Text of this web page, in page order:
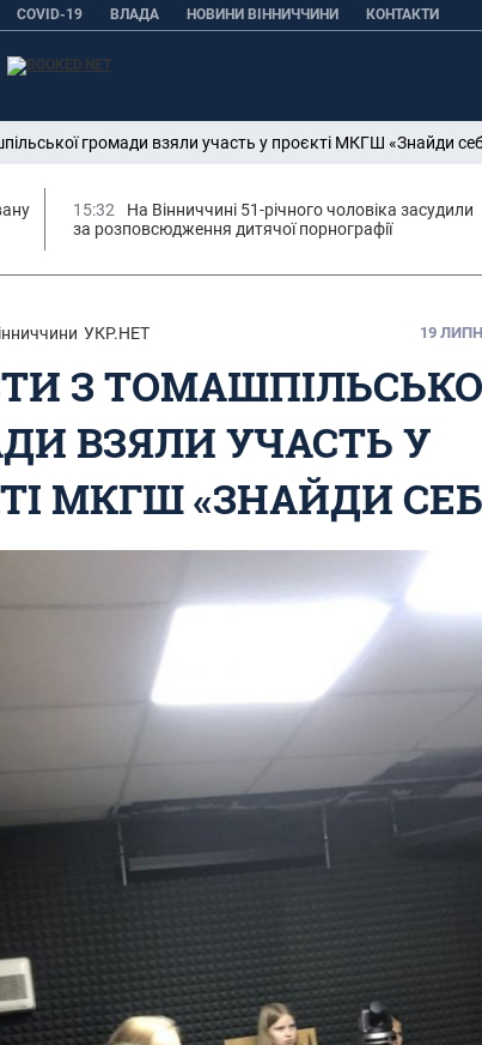
COVID-19 ВЛАДА НОВИНИ ВІННИЧЧИНИ КОНТАКТИ
громади взяли участь у проєкті МКГШ «Знайди
15:32
На Вінниччині 51-річного чоловіка засудили
за розповсюдження дитячої порнографії
УКР.НЕТ 19
З
ВЗЯЛИ УЧАСТЬ У
МКГШ «ЗНАЙДИ